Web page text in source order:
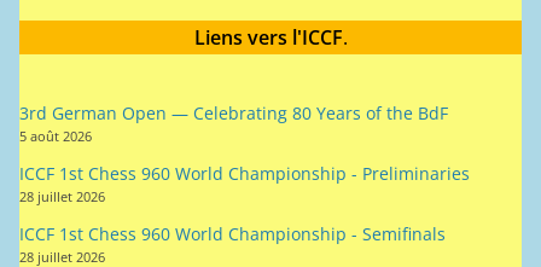
Liens vers l'ICCF.
3rd German Open — Celebrating 80 Years of the BdF
5 août 2026
ICCF 1st Chess 960 World Championship - Preliminaries
28 juillet 2026
ICCF 1st Chess 960 World Championship - Semifinals
28 juillet 2026